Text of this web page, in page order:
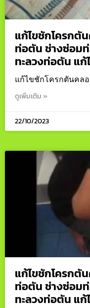
แก้ไขชักโครกตั
ท่อตัน ช่างซ่อม
ทะลวงท่อตัน แก้
แก้ไขชักโครกตันคลอ
ดูเพิ่มเติม »
22/10/2023
แก้ไขชักโครกตั
ท่อตัน ช่างซ่อม
ทะลวงท่อตัน แก้